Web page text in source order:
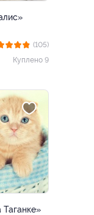
(105)
Куплено 9